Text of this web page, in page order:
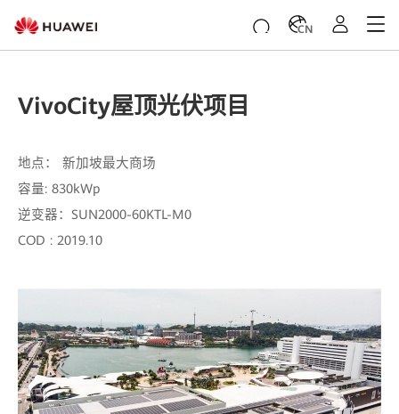
CN
VivoCity屋顶光伏项目
地点： 新加坡最大商场
容量: 830kWp
逆变器：SUN2000-60KTL-M0
COD : 2019.10